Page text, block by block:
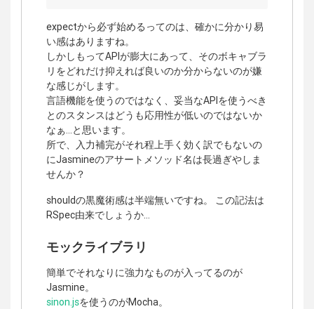
expectから必ず始めるってのは、確かに分かり易
い感はありますね。
しかしもってAPIが膨大にあって、そのボキャブラ
リをどれだけ抑えれば良いのか分からないのが嫌
な感じがします。
言語機能を使うのではなく、妥当なAPIを使うべき
とのスタンスはどうも応用性が低いのではないか
なぁ…と思います。
所で、入力補完がそれ程上手く効く訳でもないの
にJasmineのアサートメソッド名は長過ぎやしま
せんか？
shouldの黒魔術感は半端無いですね。 この記法は
RSpec由来でしょうか…
モックライブラリ
簡単でそれなりに強力なものが入ってるのが
Jasmine。
sinon.jsを使うのがMocha。